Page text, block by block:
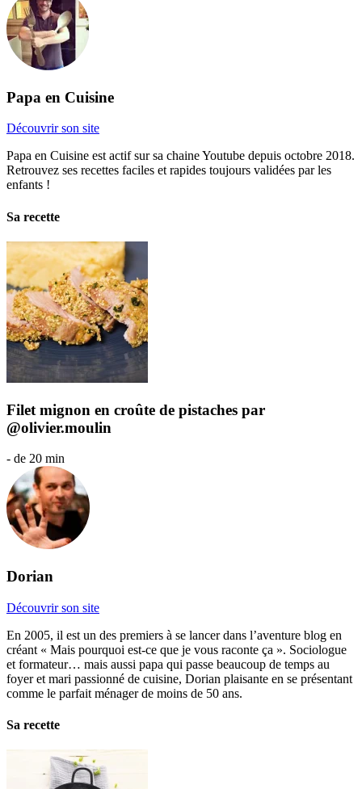
Papa en Cuisine
Découvrir son site
Papa en Cuisine est actif sur sa chaine Youtube depuis octobre 2018.
Retrouvez ses recettes faciles et rapides toujours validées par les
enfants !
Sa recette
Filet mignon en croûte de pistaches par
@olivier.moulin
- de 20 min
Dorian
Découvrir son site
En 2005, il est un des premiers à se lancer dans l’aventure blog en
créant « Mais pourquoi est-ce que je vous raconte ça ». Sociologue
et formateur… mais aussi papa qui passe beaucoup de temps au
foyer et mari passionné de cuisine, Dorian plaisante en se présentant
comme le parfait ménager de moins de 50 ans.
Sa recette